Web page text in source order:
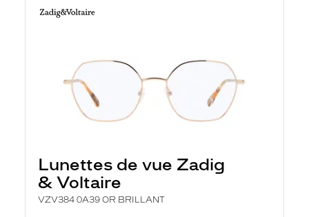
Lunettes de vue Zadig
& Voltaire
VZV384 0A39 OR BRILLANT